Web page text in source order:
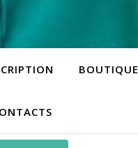
BOUTIQUE